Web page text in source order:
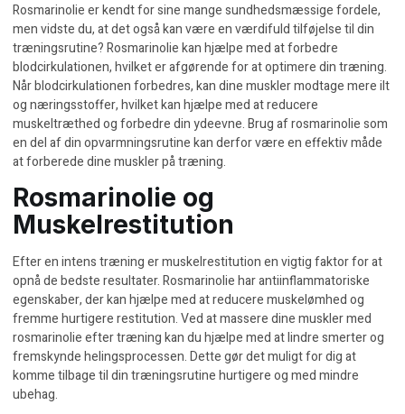
Rosmarinolie er kendt for sine mange sundhedsmæssige fordele,
men vidste du, at det også kan være en værdifuld tilføjelse til din
træningsrutine? Rosmarinolie kan hjælpe med at forbedre
blodcirkulationen, hvilket er afgørende for at optimere din træning.
Når blodcirkulationen forbedres, kan dine muskler modtage mere ilt
og næringsstoffer, hvilket kan hjælpe med at reducere
muskeltræthed og forbedre din ydeevne. Brug af rosmarinolie som
en del af din opvarmningsrutine kan derfor være en effektiv måde
at forberede dine muskler på træning.
Rosmarinolie og
Muskelrestitution
Efter en intens træning er muskelrestitution en vigtig faktor for at
opnå de bedste resultater. Rosmarinolie har antiinflammatoriske
egenskaber, der kan hjælpe med at reducere muskelømhed og
fremme hurtigere restitution. Ved at massere dine muskler med
rosmarinolie efter træning kan du hjælpe med at lindre smerter og
fremskynde helingsprocessen. Dette gør det muligt for dig at
komme tilbage til din træningsrutine hurtigere og med mindre
ubehag.